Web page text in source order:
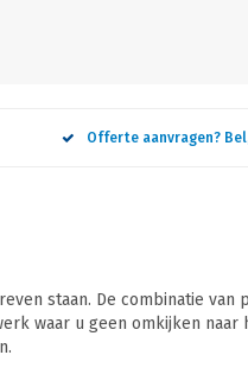
Offerte aanvragen?
staan. De combinatie
waar u geen omkijken naar